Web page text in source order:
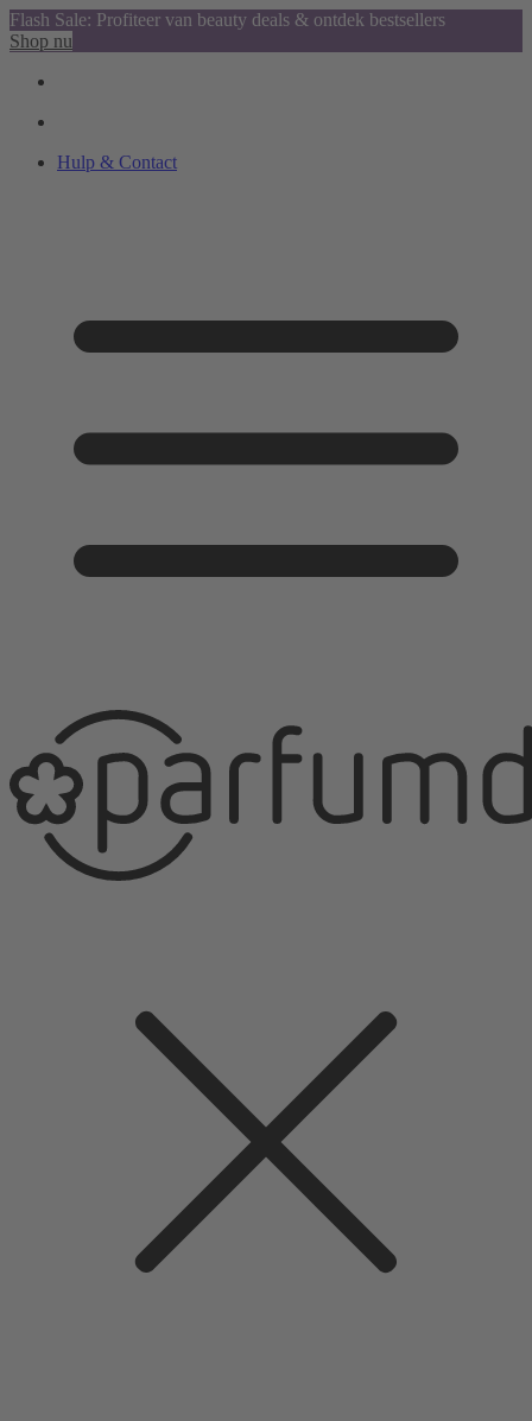
Flash Sale: Profiteer van beauty deals & ontdek bestsellers
Shop nu
Hulp & Contact